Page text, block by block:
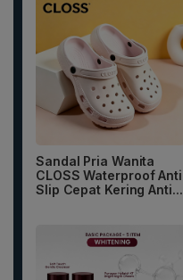
Sandal Pria Wanita
CLOSS Waterproof Anti
Slip Cepat Kering Anti...